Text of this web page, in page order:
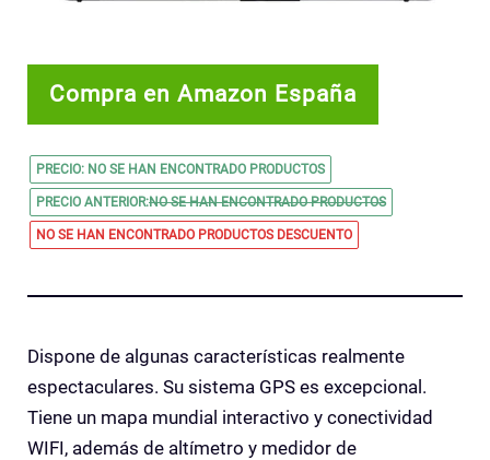
Compra en Amazon España
PRECIO: NO SE HAN ENCONTRADO PRODUCTOS
PRECIO ANTERIOR:NO SE HAN ENCONTRADO PRODUCTOS
NO SE HAN ENCONTRADO PRODUCTOSDESCUENTO
Dispone de algunas características realmente
espectaculares. Su sistema GPS es excepcional.
Tiene un mapa mundial interactivo y conectividad
WIFI, además de altímetro y medidor de